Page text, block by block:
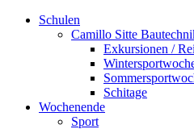
Schulen
Camillo Sitte
Exkursionen /
Schitage
Wochenende
Sport